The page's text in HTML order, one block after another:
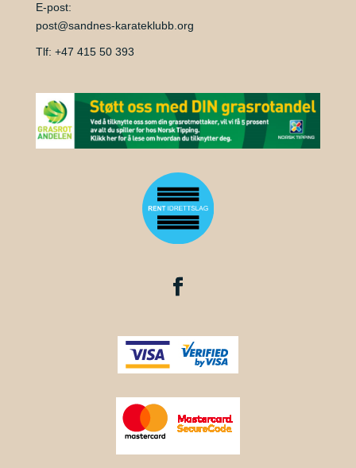
E-post:
post@sandnes-karateklubb.org
Tlf: +47 415 50 393